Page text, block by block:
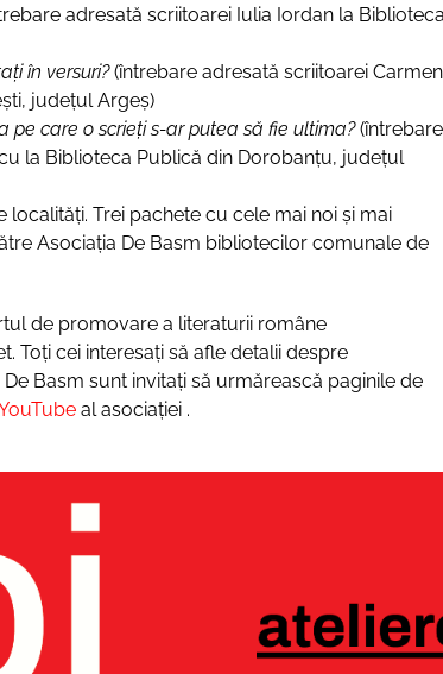
adresată scriitoarei Iulia Iordan la
în versuri?(întrebare adresată scriitoarei Carmen
județul Argeș)
care o scrieți s-ar putea să fie ultima?(întrebare
la Biblioteca Publică din Dorobanțu, județul
Trei pachete cu cele mai noi și mai
Asociația De Basm bibliotecilor comunale de
de promovare a literaturii române
Toți cei interesați să afle detalii despre
Basm sunt invitați să urmărească paginile de
al asociației .